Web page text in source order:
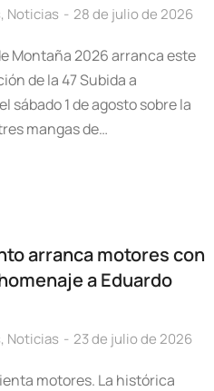
, Noticias 28 de julio de 2026
Montaña 2026 arranca este
de la 47 Subida a
sábado 1 de agosto sobre la
mangas de…
arranca motores con
a Eduardo
, Noticias 23 de julio de 2026
motores. La histórica